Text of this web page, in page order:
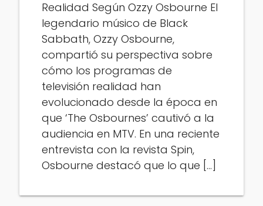
Realidad Según Ozzy Osbourne El
legendario músico de Black
Sabbath, Ozzy Osbourne,
compartió su perspectiva sobre
cómo los programas de
televisión realidad han
evolucionado desde la época en
que ‘The Osbournes’ cautivó a la
audiencia en MTV. En una reciente
entrevista con la revista Spin,
Osbourne destacó que lo que […]